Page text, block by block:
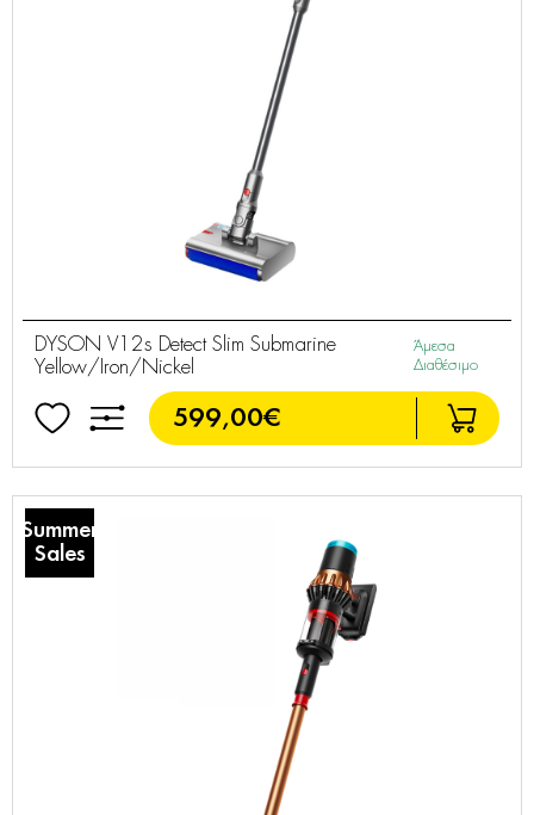
DYSON V12s Detect Slim Submarine
Yellow/Iron/Nickel
Άμεσα
Διαθέσιμο
599,00€
Summer
Sales